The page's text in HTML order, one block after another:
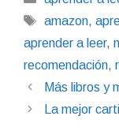
Etiquetas
amazon,
aprender a leer,
recomendación,
Más libros y
La mejor